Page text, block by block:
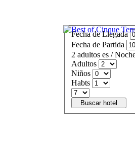
Fecha de Llegada
Fecha de Partida
2 adultos es /
Adultos
Niños
Habts
Buscar hotel